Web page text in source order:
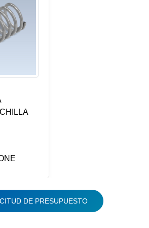
DE PRESUPUESTO